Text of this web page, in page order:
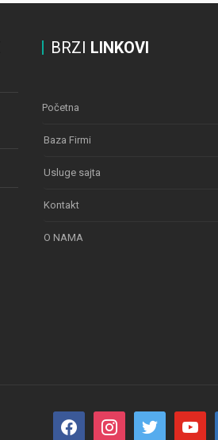
BRZI LINKOVI
Početna
Baza Firmi
Usluge sajta
Kontakt
O NAMA